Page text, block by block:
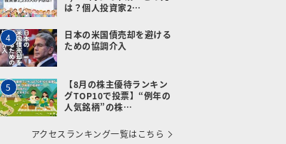
は？個人投資家2…
4
日本の米国債売却を避ける
ための協調介入
5
【8月の株主優待ランキン
グTOP10で投票】“例年の
人気銘柄”の株…
アクセスランキング一覧はこちら